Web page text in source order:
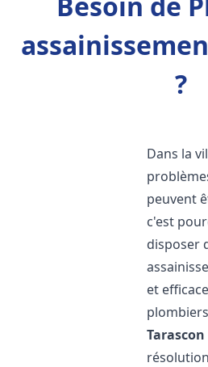
?
Dans la
peuvent
c'est
disposer
et
Tarascon